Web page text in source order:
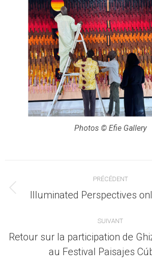
Photos © Efie Gallery
article
PRÉCÉDENT
Article
:
Illuminated Perspectives
SUIVANT
Article
suivant
Retour sur la participation de
au Festival Paisajes